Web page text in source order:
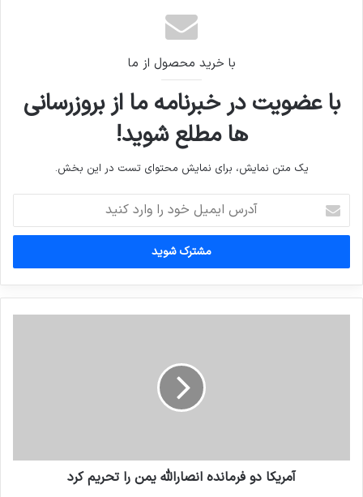
با خرید محصول از ما
با عضویت در خبرنامه ما از بروزرسانی
ها مطلع شوید!
یک متن نمایش، برای نمایش محتوای تست در این بخش.
ایمیل
خود
وارد
کنید
آمریکا دو فرمانده انصارالله یمن را تحریم کرد